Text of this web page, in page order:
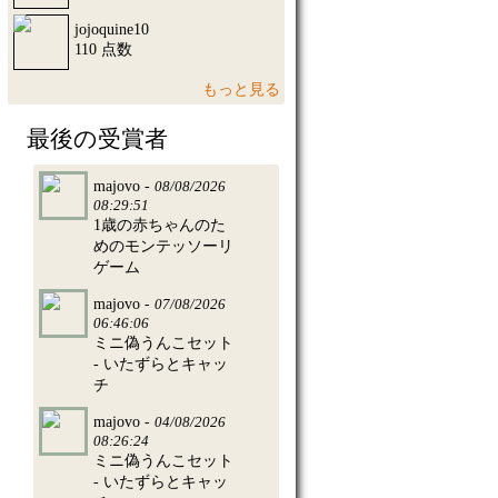
jojoquine10
110 点数
もっと見る
最後の受賞者
majovo - 08/08/2026
08:29:51
1歳の赤ちゃんのた
めのモンテッソーリ
ゲーム
majovo - 07/08/2026
06:46:06
ミニ偽うんこセット
- いたずらとキャッ
チ
majovo - 04/08/2026
08:26:24
ミニ偽うんこセット
- いたずらとキャッ